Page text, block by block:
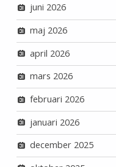
juni 2026
maj 2026
april 2026
mars 2026
februari 2026
januari 2026
december 2025